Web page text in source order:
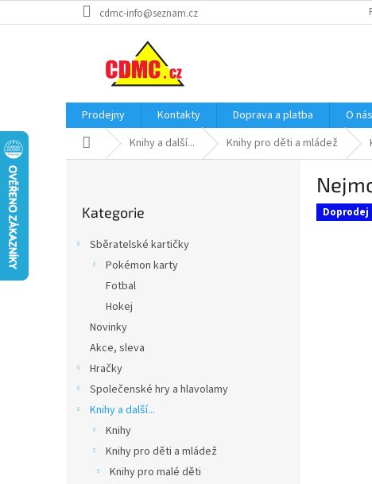
na
cdmc-info@seznam.cz
Prodejny Kontakty Doprava a platba O nás
Domů Knihy a další... Knihy pro děti a mládež
kategorie
Kategorie
Sběratelské kartičky
Pokémon karty
Fotbal
Hokej
Novinky
Akce, sleva
Hračky
Společenské hry a hlavolamy
Knihy a další...
Knihy
Knihy pro děti a mládež
Knihy pro malé děti
Doprodej